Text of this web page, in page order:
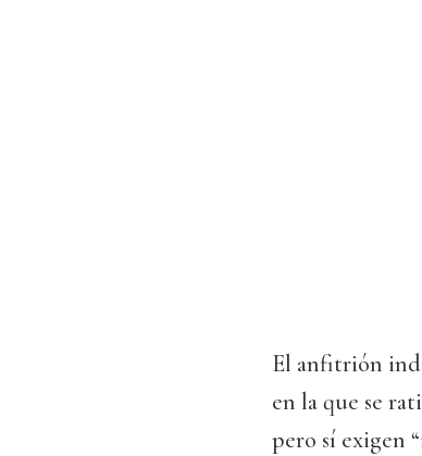
El anfitrión
en la que se
pero sí exigen